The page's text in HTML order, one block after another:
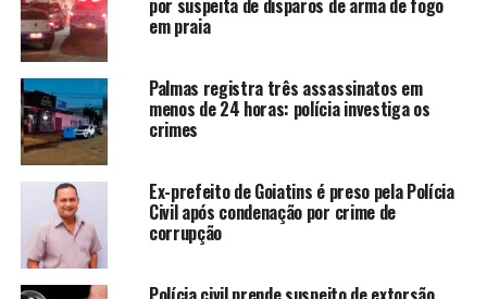
em praia
Palmas registra três assassinatos em
menos de 24 horas: polícia investiga os
crimes
Ex-prefeito de Goiatins é preso pela Polícia
Civil após condenação por crime de
corrupção